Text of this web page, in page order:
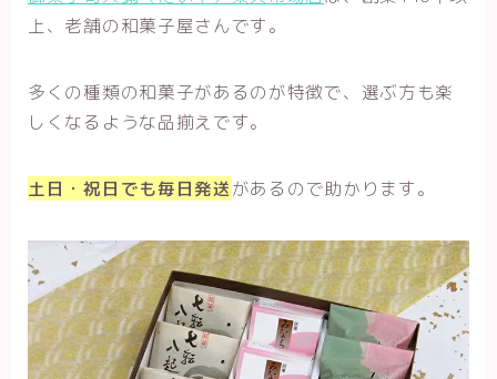
上、老舗の和菓子屋さんです。
多くの種類の和菓子があるのが特徴で、選ぶ方も楽
しくなるような品揃えです。
土日・祝日でも毎日発送があるので助かります。